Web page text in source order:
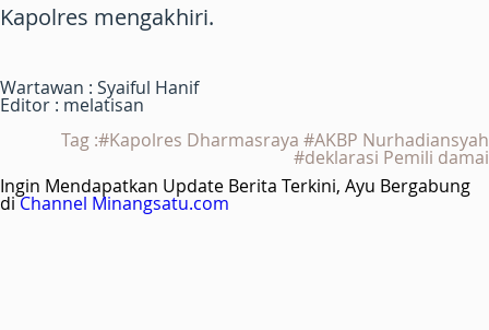
Kapolres mengakhiri.
Wartawan : Syaiful Hanif
Editor : melatisan
Tag :#Kapolres Dharmasraya #AKBP Nurhadiansyah
#deklarasi Pemili damai
Ingin Mendapatkan Update Berita Terkini, Ayu Bergabung
diChannel Minangsatu.com